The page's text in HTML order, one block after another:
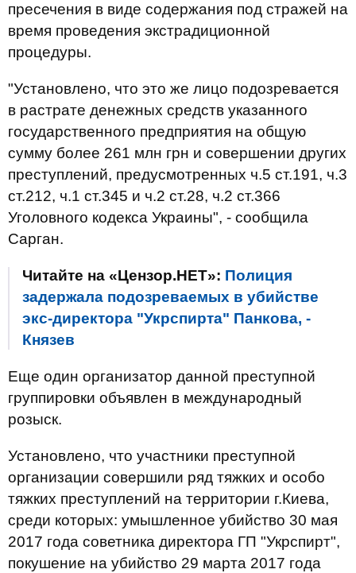
пресечения в виде содержания под стражей на
время проведения экстрадиционной
процедуры.
"Установлено, что это же лицо подозревается
в растрате денежных средств указанного
государственного предприятия на общую
сумму более 261 млн грн и совершении других
преступлений, предусмотренных ч.5 ст.191, ч.3
ст.212, ч.1 ст.345 и ч.2 ст.28, ч.2 ст.366
Уголовного кодекса Украины", - сообщила
Сарган.
Читайте на «Цензор.НЕТ»: Полиция
задержала подозреваемых в убийстве
экс-директора "Укрспирта" Панкова, -
Князев
Еще один организатор данной преступной
группировки объявлен в международный
розыск.
Установлено, что участники преступной
организации совершили ряд тяжких и особо
тяжких преступлений на территории г.Киева,
среди которых: умышленное убийство 30 мая
2017 года советника директора ГП "Укрспирт",
покушение на убийство 29 марта 2017 года